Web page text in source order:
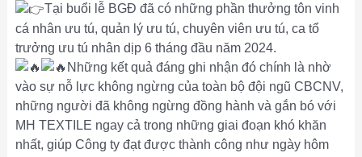
Tại buổi lễ BGĐ đã có những phần thưởng tôn vinh
cá nhân ưu tú, quản lý ưu tú, chuyên viên ưu tú, ca tổ
trưởng ưu tú nhân dịp 6 tháng đầu năm 2024.
Những kết quả đáng ghi nhận đó chính là nhờ
vào sự nỗ lực không ngừng của toàn bộ đội ngũ CBCNV,
những người đã không ngừng đồng hành và gắn bó với
MH TEXTILE ngay cả trong những giai đoạn khó khăn
nhất, giúp Công ty đạt được thành công như ngày hôm